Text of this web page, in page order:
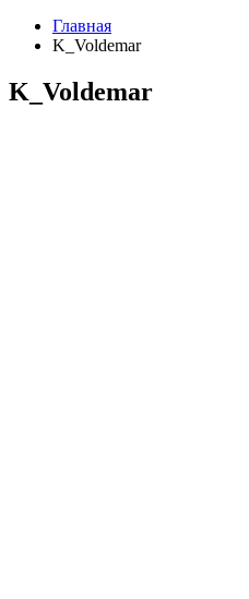
Главная
K_Voldemar
K_Voldemar